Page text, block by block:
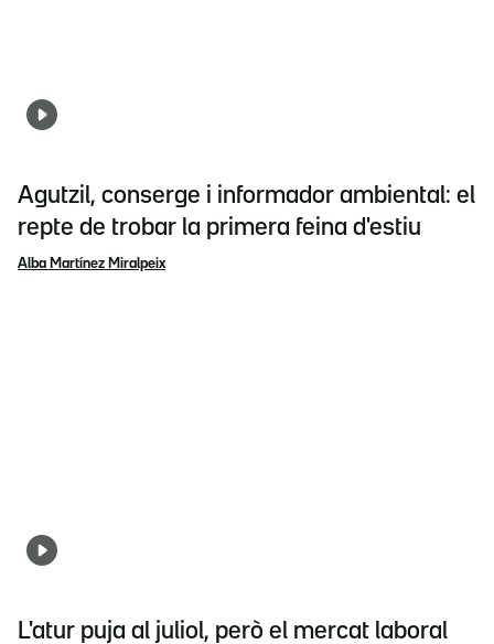
Agutzil, conserge i informador ambiental: el
repte de trobar la primera feina d'estiu
Alba Martínez Miralpeix
L'atur puja al juliol, però el mercat laboral